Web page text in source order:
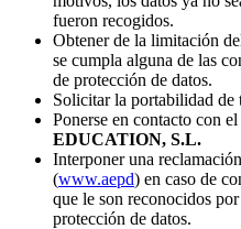
fueron recogidos.
Obtener de la limitación
se cumpla alguna de las
de protección de datos.
Solicitar la portabilidad de
Ponerse en contacto con
EDUCATION, S.L.
Interponer una
(www.aepd) en caso de
que le son reconocidos
protección de datos.